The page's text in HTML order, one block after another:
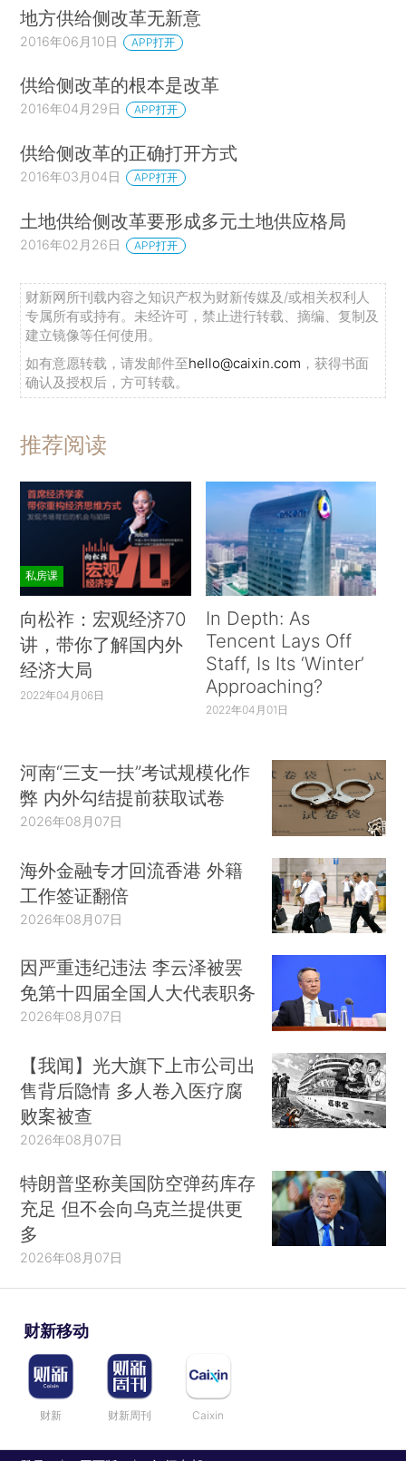
地方供给侧改革无新意
2016年06月10日 APP打开
供给侧改革的根本是改革
2016年04月29日 APP打开
供给侧改革的正确打开方式
2016年03月04日 APP打开
土地供给侧改革要形成多元土地供应格局
2016年02月26日 APP打开
财新网所刊载内容之知识产权为财新传媒及/或相关权利人
专属所有或持有。未经许可，禁止进行转载、摘编、复制及
建立镜像等任何使用。
如有意愿转载，请发邮件至hello@caixin.com ，获得书面
确认及授权后，方可转载。
推荐阅读
私房课
向松祚：宏观经济70
讲，带你了解国内外
经济大局
2022年04月06日
In Depth: As
Tencent Lays Off
Staff, Is Its ‘Winter’
Approaching?
2022年04月01日
河南“三支一扶”考试规模化作
弊 内外勾结提前获取试卷
2026年08月07日
海外金融专才回流香港 外籍
工作签证翻倍
2026年08月07日
因严重违纪违法 李云泽被罢
免第十四届全国人大代表职务
2026年08月07日
【我闻】光大旗下上市公司出
售背后隐情 多人卷入医疗腐
败案被查
2026年08月07日
特朗普坚称美国防空弹药库存
充足 但不会向乌克兰提供更
多
2026年08月07日
财新移动
财新 财新周刊 Caixin